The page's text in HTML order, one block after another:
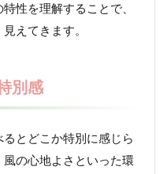
性を理解することで、
えてきます。
別感
とどこか特別に感じら
の心地よさといった環